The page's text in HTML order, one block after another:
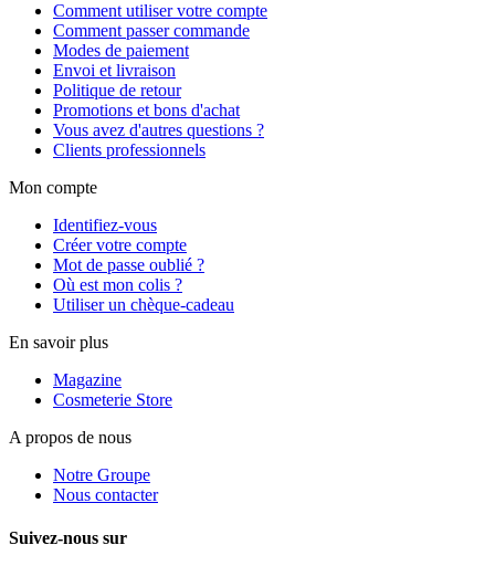
Comment utiliser votre compte
Comment passer commande
Modes de paiement
Envoi et livraison
Politique de retour
Promotions et bons d'achat
Vous avez d'autres questions ?
Clients professionnels
Mon compte
Identifiez-vous
Créer votre compte
Mot de passe oublié ?
Où est mon colis ?
Utiliser un chèque-cadeau
En savoir plus
Magazine
Cosmeterie Store
A propos de nous
Notre Groupe
Nous contacter
Suivez-nous sur